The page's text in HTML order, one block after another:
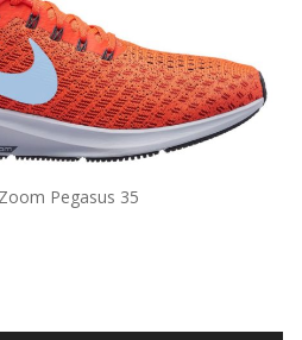
Pegasus 35